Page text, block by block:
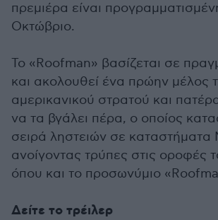
πρεμιέρα είναι
Οκτώβριο.
Το «Roofman» βασίζεται σε
και ακολουθεί ένα πρώην μέλος
αμερικανικού στρατού και
να τα βγάλει πέρα, ο οποίος
σειρά ληστειών σε καταστήματα
ανοίγοντας τρύπες στις οροφές
όπου και το προσωνύμιο
Δείτε το τρέιλερ